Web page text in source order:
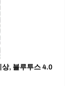
, 블루투스 4.0